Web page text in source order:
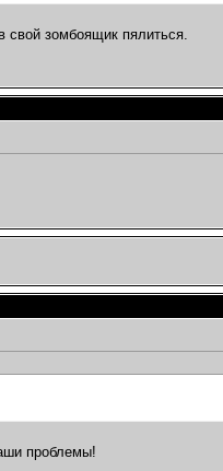
зомбоящик пялиться.
проблемы!